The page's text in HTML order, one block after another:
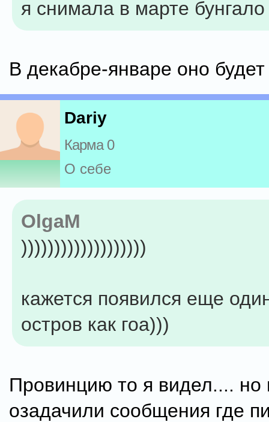
я снимала в марте
В декабре-январе оно
Dariy
Карма 0
О себе
OlgaM
)))))))))))))))))))
кажется появился еще
остров как гоа)))
Провинцию то я видел.... но
озадачили сообщения где